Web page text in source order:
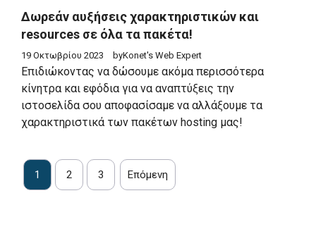
Δωρεάν αυξήσεις χαρακτηριστικών και
resources σε όλα τα πακέτα!
19 Οκτωβρίου 2023 byKonet's Web Expert
Επιδιώκοντας να δώσουμε ακόμα περισσότερα
κίνητρα και εφόδια για να αναπτύξεις την
ιστοσελίδα σου αποφασίσαμε να αλλάξουμε τα
χαρακτηριστικά των πακέτων hosting μας!
1 2 3 Επόμενη